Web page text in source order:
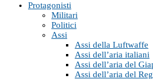
Protagonisti
Militari
Politici
Assi
Assi della Luftwaffe
Assi dell’aria italiani
Assi dell’aria del
Assi dell’aria del